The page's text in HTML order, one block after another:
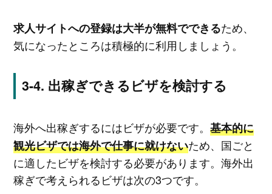
求人サイトへの登録は大半が無料でできるため、
気になったところは積極的に利用しましょう。
出稼ぎできるビザを検討する
海外へ出稼ぎするにはビザが必要です。 基本的に
観光ビザでは海外で仕事に就けないため、国ごと
に適したビザを検討する必要があります。海外出
稼ぎで考えられるビザは次の3つです。